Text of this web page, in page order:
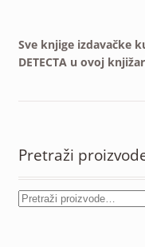
Sve knjige izdavačke
DETECTA u ovoj
Pretraži